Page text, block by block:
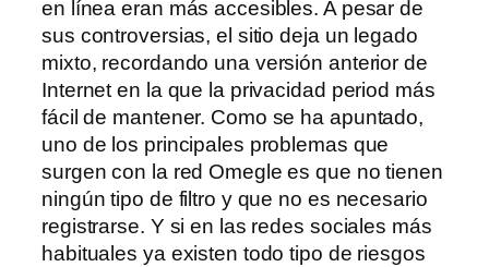
en línea eran más accesibles. A pesar de
sus controversias, el sitio deja un legado
mixto, recordando una versión anterior de
Internet en la que la privacidad period más
fácil de mantener. Como se ha apuntado,
uno de los principales problemas que
surgen con la red Omegle es que no tienen
ningún tipo de filtro y que no es necesario
registrarse. Y si en las redes sociales más
habituales ya existen todo tipo de riesgos